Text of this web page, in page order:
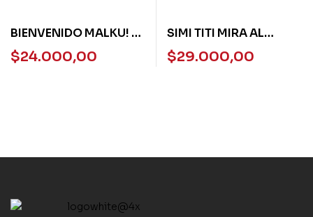
BIENVENIDO MALKU! –
TORRE DE PAPEL ROJA
– NORMA
$24.000,00
SIMI TITI MIRA AL
MUNDO – BUENAS
NOCHES
$29.000,00